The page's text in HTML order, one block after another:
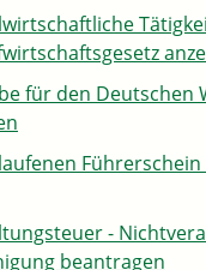
für den Deutschen
-
beantragen